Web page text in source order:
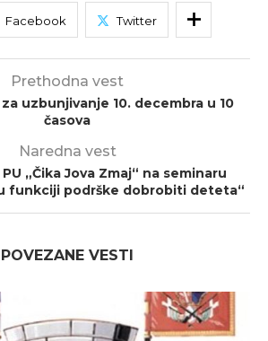
Facebook Twitter
Prethodna vest
uzbunjivanje 10. decembra u 10
časova
Naredna vest
„Čika Jova Zmaj“ na seminaru
funkciji podrške dobrobiti deteta“
POVEZANE VESTI